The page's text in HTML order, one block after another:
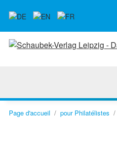
Page d'accueil pour Philatélistes